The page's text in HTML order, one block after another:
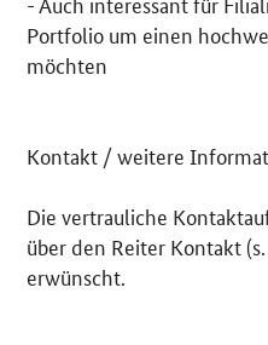
Portfolio um einen
möchten
Kontakt / weitere
Die vertrauliche
über den Reiter Kontakt
erwünscht.